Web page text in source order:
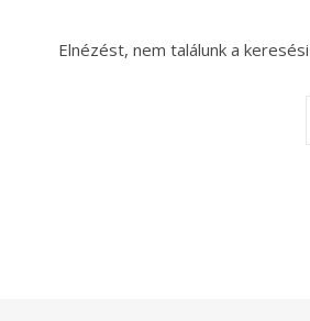
Elnézést, nem találunk a